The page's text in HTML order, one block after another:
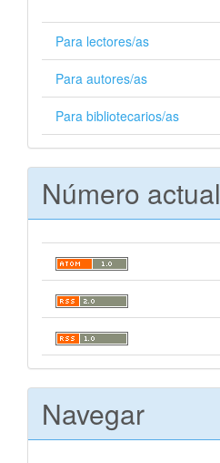
Para lectores/as
Para autores/as
Para bibliotecarios/as
Número actual
Navegar